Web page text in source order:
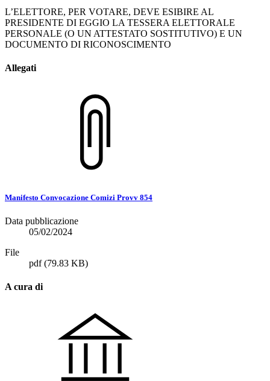
L’ELETTORE, PER VOTARE, DEVE ESIBIRE AL
PRESIDENTE DI EGGIO LA TESSERA ELETTORALE
PERSONALE (O UN ATTESTATO SOSTITUTIVO) E UN
DOCUMENTO DI RICONOSCIMENTO
Allegati
Manifesto Convocazione Comizi Provv 854
Data pubblicazione
05/02/2024
File
pdf(79.83 KB)
A cura di